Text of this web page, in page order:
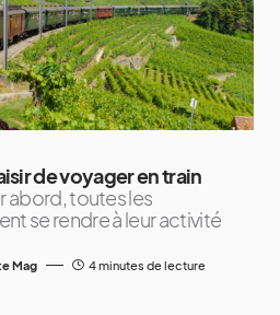
de voyager en train
abord, toutes les
se rendre à leur activité
Mag
4 minutes de lecture